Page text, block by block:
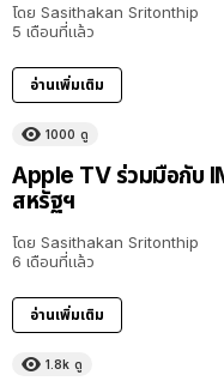
โดย Sasithakan Sritonthip
5 เดือนที่แล้ว
อ่านเพิ่มเติม
1000 ดู
Apple TV ร่วมมือกับ
สหรัฐฯ
โดย Sasithakan Sritonthip
6 เดือนที่แล้ว
อ่านเพิ่มเติม
1.8k ดู